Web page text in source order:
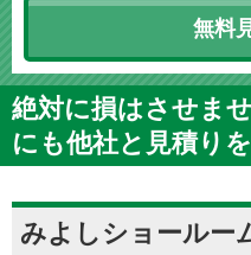
無料
絶対に損はさせま
にも他社と見積り
みよしショールー